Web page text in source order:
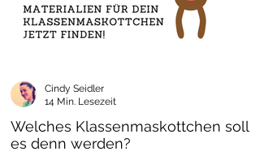
Welches Klassenmaskottchen soll
es denn werden?
Cindy Seidler
14 Min. Lesezeit